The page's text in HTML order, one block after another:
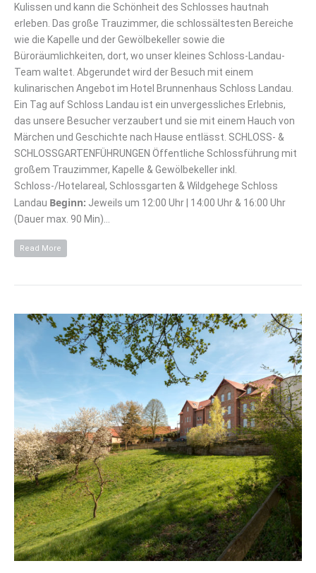
Kulissen und kann die Schönheit des Schlosses hautnah
erleben. Das große Trauzimmer, die schlossältesten Bereiche
wie die Kapelle und der Gewölbekeller sowie die
Büroräumlichkeiten, dort, wo unser kleines Schloss-Landau-
Team waltet. Abgerundet wird der Besuch mit einem
kulinarischen Angebot im Hotel Brunnenhaus Schloss Landau.
Ein Tag auf Schloss Landau ist ein unvergessliches Erlebnis,
das unsere Besucher verzaubert und sie mit einem Hauch von
Märchen und Geschichte nach Hause entlässt. SCHLOSS- &
SCHLOSSGARTENFÜHRUNGEN Öffentliche Schlossführung mit
großem Trauzimmer, Kapelle & Gewölbekeller inkl.
Schloss-/Hotelareal, Schlossgarten & Wildgehege Schloss
Landau Beginn: Jeweils um 12:00 Uhr | 14:00 Uhr & 16:00 Uhr
(Dauer max. 90 Min)…
Read More